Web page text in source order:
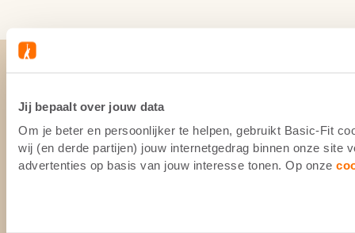
Jij bepaalt over jouw data
Om je beter en persoonlijker te helpen, gebruikt Basic-Fit
wij (en derde partijen) jouw internetgedrag binnen onze site
advertenties op basis van jouw interesse tonen. Op onze